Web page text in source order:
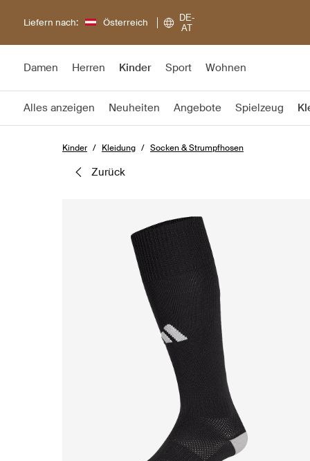
Liefern nach: Österreich
DE-
AT
Damen Herren Kinder Sport Wohnen
Alles anzeigen Neuheiten Angebote Spielzeug
Kinder Kleidung Socken & Strumpfhosen
zurück